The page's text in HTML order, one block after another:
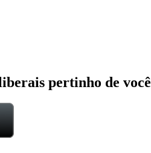
pertinho de você